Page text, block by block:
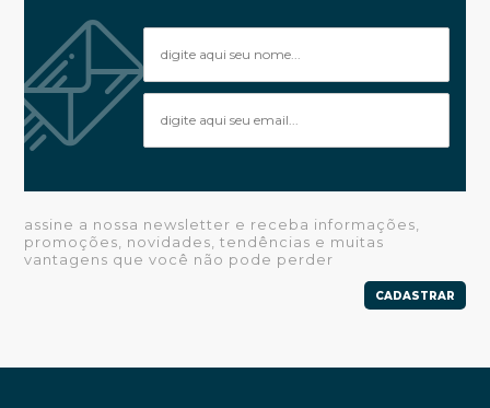
assine a nossa newsletter e receba informações,
promoções, novidades, tendências e muitas
vantagens que você não pode perder
CADASTRAR